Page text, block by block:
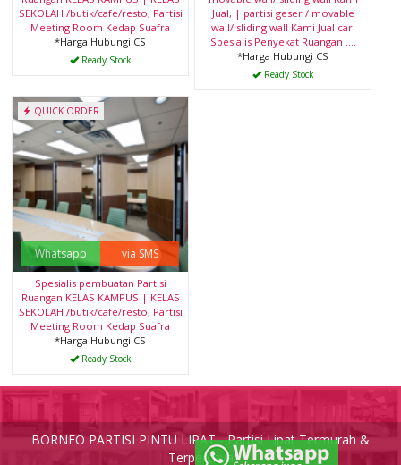
SEKOLAH /butik/cafe/resto, Partisi
Meeting Room Kedap Suafra
*Harga Hubungi CS
Ready Stock
Jual, | partisi geser / movable
wall/ sliding wall Kami Jual cari
Spesialis Penyekat Ruangan ....
*Harga Hubungi CS
Ready Stock
QUICK ORDER
Whatsapp via SMS
Spesialis pembuatan Partisi
Ruangan KELAS KAMPUS | KELAS
SEKOLAH /butik/cafe/resto, Partisi
Meeting Room Kedap Suafra
*Harga Hubungi CS
Ready Stock
BORNEO PARTISI PINTU LIPAT - Partisi Lipat Termurah &
Terpercaya